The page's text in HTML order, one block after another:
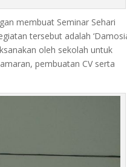
membuat Seminar Sehari
tersebut adalah
oleh sekolah untuk
pembuatan CV serta